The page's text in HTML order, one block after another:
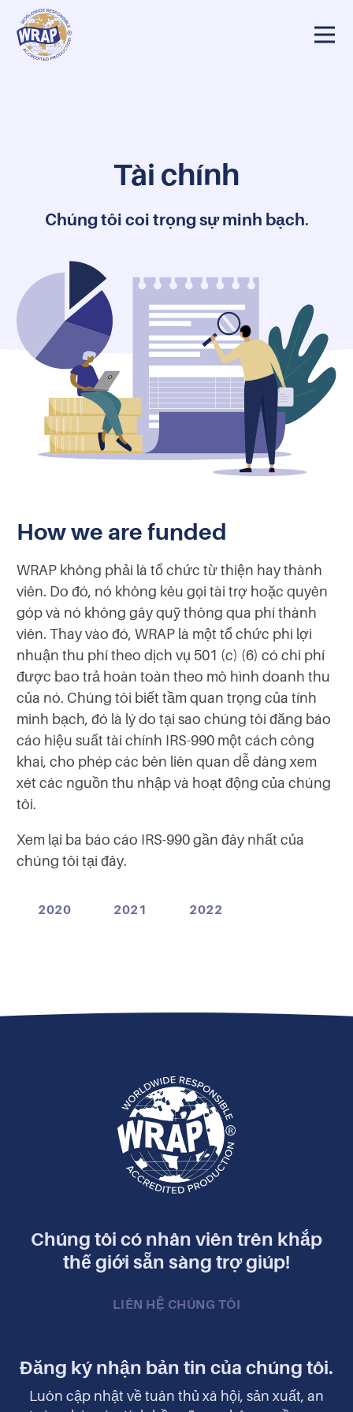
tôi Tại sao WRAP?
Tài chính
Chúng tôi coi trọng sự minh bạch.
How we are funded
WRAP không phải là tổ chức từ thiện hay thành
viên. Do đó, nó không kêu gọi tài trợ hoặc quyên
góp và nó không gây quỹ thông qua phí thành
viên. Thay vào đó, WRAP là một tổ chức phi lợi
nhuận thu phí theo dịch vụ 501 (c) (6) có chi phí
được bao trả hoàn toàn theo mô hình doanh thu
của nó. Chúng tôi biết tầm quan trọng của tính
minh bạch, đó là lý do tại sao chúng tôi đăng báo
cáo hiệu suất tài chính IRS-990 một cách công
khai, cho phép các bên liên quan dễ dàng xem
xét các nguồn thu nhập và hoạt động của chúng
tôi.
Xem lại ba báo cáo IRS-990 gần đây nhất của
chúng tôi tại đây.
2020 2021 2022
Chúng tôi có nhân viên trên khắp
thế giới sẵn sàng trợ giúp!
LIÊN HỆ CHÚNG TÔI
Đăng ký nhận bản tin của chúng tôi.
Luôn cập nhật về tuân thủ xã hội, sản xuất, an